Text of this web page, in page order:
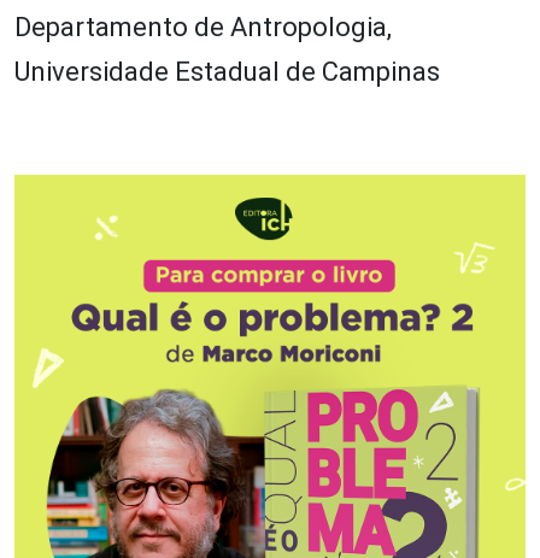
Departamento de Antropologia,
Universidade Estadual de Campinas